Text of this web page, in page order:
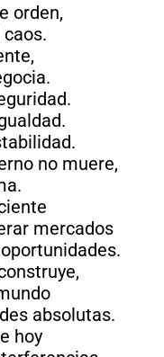
orden,
no muere,
mercados
absolutas.
hoy